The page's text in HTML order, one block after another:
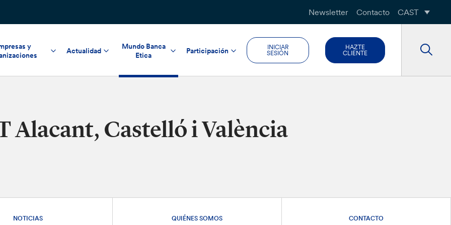
Newsletter Contacto CAST
y
Actualidad
Mundo Banca
Etica
Participación
INICIAR
SESIÓN
HAZTE
CLIENTE
Alacant, Castelló i València
NOTICIAS QUIÉNES SOMOS CONTACTO